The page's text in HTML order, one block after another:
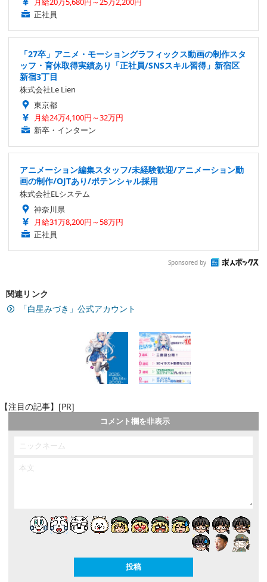
正社員
「27卒」アニメ・モーショングラフィックス動画の制作スタ
ッフ・育休取得実績あり「正社員/SNSスキル習得」新宿区
新宿3丁目
株式会社Le Lien
東京都
月給24万4,100円～32万円
新卒・インターン
アニメーション編集スタッフ/未経験歓迎/アニメーション動
画の制作/OJTあり/ポテンシャル採用
株式会社ELシステム
神奈川県
月給31万8,200円～58万円
正社員
Sponsored by
関連リンク
「白星みづき」公式アカウント
【注目の記事】[PR]
コメント欄を非表示